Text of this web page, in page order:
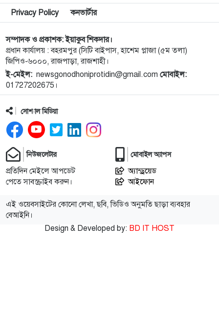
স্মরণ করবে : ভূমিমন্ত্রী
জুলাই স্মৃতি জাদুঘরের দুয়ার খুলেছে, উদ্বোধন করলেন
প্রধানমন্ত্রী
১০
রাজশাহীতে যথাযোগ্য মর্যাদায় জুুলাই গণঅভ্যুত্থান দিবস
পালিত
১১
মরা খাল’ থেকে প্রাণের স্রোত, কাজ শেষে ২৫ লাখ টাকা
ফেরত দিল ইউএনও
১২
বগুড়ায় ফুটবল খেলার বিরোধ মিমাংসা করতে গিয়ে শিক্ষার্থী
খুন
১৩
ঢাকাগামী সিল্কসিটি লাইনচ্যুত, ৬ ঘণ্টা পর ট্রেন চলাচল শুরু
পাবনায় যমুনা নদীতে গোসলে নেমে দুই স্কুলছাত্র নিখোঁজ
Privacy Policy কনভার্টার
সম্পাদক ও প্রকাশক: ইয়াকুব শিকদার।
প্রধান কার্যালয় : বহরমপুর (সিটি বাইপাস, হাশেম প্লাজা (৫ম তলা)
জিপিও-৬০০০, রাজপাড়া, রাজশাহী।
ই-মেইল: newsgonodhoniprotidin@gmail.com মোবাইল:
01727202675।
সোশ্যাল মিডিয়া
নিউজলেটার
প্রতিদিন মেইলে আপডেট
পেতে সাবস্ক্রাইব করুন।
মোবাইল অ্যাপস
অ্যান্ড্রয়েড
আইফোন
এই ওয়েবসাইটের কোনো লেখা, ছবি, ভিডিও অনুমতি ছাড়া ব্যবহার
বেআইনি।
Design & Developed by: BD IT HOST